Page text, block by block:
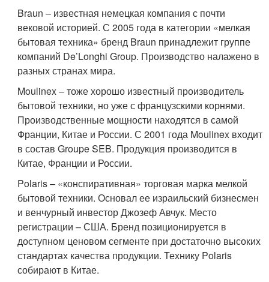
Braun – известная немецкая компания с почти
вековой историей. С 2005 года в категории «мелкая
бытовая техника» бренд Braun принадлежит группе
компаний De’Longhi Group. Производство налажено в
разных странах мира.
Moulinex – тоже хорошо известный производитель
бытовой техники, но уже с французскими корнями.
Производственные мощности находятся в самой
Франции, Китае и России. С 2001 года Moulinex входит
в состав Groupe SEB. Продукция производится в
Китае, Франции и России.
Polaris – «конспиративная» торговая марка мелкой
бытовой техники. Основал ее израильский бизнесмен
и венчурный инвестор Джозеф Авчук. Место
регистрации – США. Бренд позиционируется в
доступном ценовом сегменте при достаточно высоких
стандартах качества продукции. Технику Polaris
собирают в Китае.